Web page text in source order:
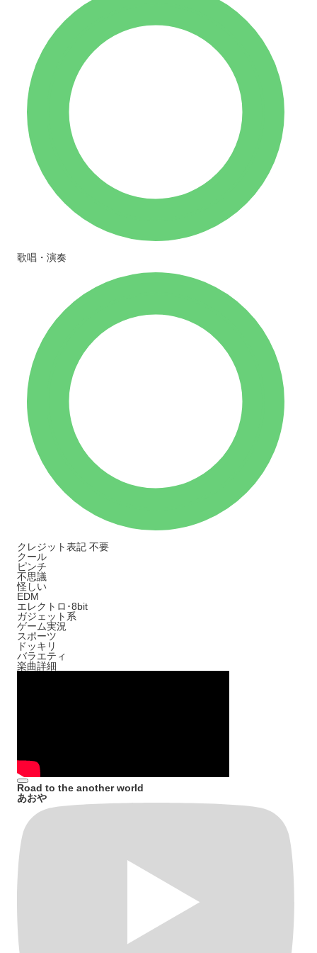
歌唱・演奏
クレジット表記 不要
クール
ピンチ
不思議
怪しい
EDM
エレクトロ･8bit
ガジェット系
ゲーム実況
スポーツ
ドッキリ
バラエティ
楽曲詳細
Road to the another world
あおや